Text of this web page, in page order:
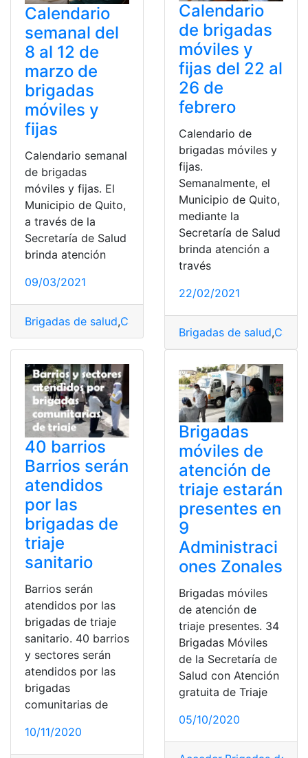
Calendario
semanal del
8 al 12 de
marzo de
brigadas
móviles y
fijas
Calendario semanal
de brigadas
móviles y fijas. El
Municipio de Quito,
a través de la
Secretaría de Salud
brinda atención
09/03/2021
Brigadas de salud,Calendario
Calendario
de brigadas
móviles y
fijas del 22 al
26 de
febrero
Calendario de
brigadas móviles y
fijas.
Semanalmente, el
Municipio de Quito,
mediante la
Secretaría de Salud
brinda atención a
través
22/02/2021
Brigadas de salud,
40 barrios
Barrios serán
atendidos
por las
brigadas de
triaje
sanitario
Barrios serán
atendidos por las
brigadas de triaje
sanitario. 40 barrios
y sectores serán
atendidos por las
brigadas
comunitarias de
10/11/2020
Brigadas
móviles de
atención de
triaje estarán
presentes en
9
Administraci
ones Zonales
Brigadas móviles
de atención de
triaje presentes. 34
Brigadas Móviles
de la Secretaría de
Salud con Atención
gratuita de Triaje
05/10/2020